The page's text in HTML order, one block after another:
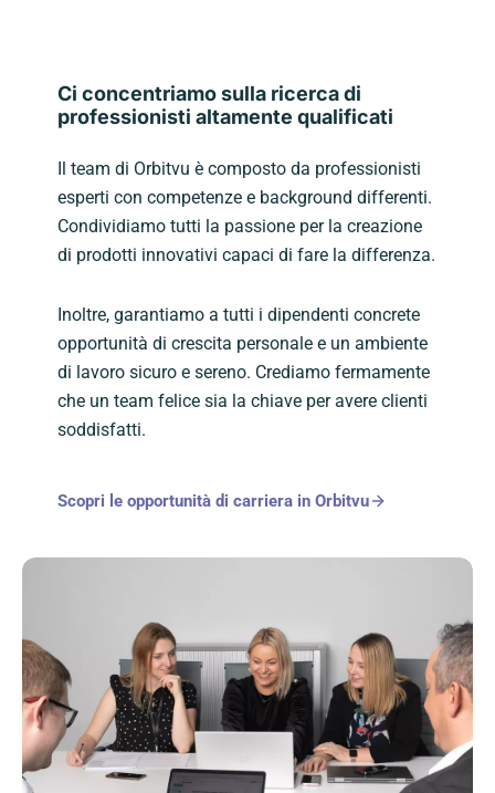
Ci concentriamo sulla ricerca di
professionisti altamente qualificati
Il team di Orbitvu è composto da professionisti
esperti con competenze e background differenti.
Condividiamo tutti la passione per la creazione
di prodotti innovativi capaci di fare la differenza.
Inoltre, garantiamo a tutti i dipendenti concrete
opportunità di crescita personale e un ambiente
di lavoro sicuro e sereno. Crediamo fermamente
che un team felice sia la chiave per avere clienti
soddisfatti.
Scopri le opportunità di carriera in Orbitvu